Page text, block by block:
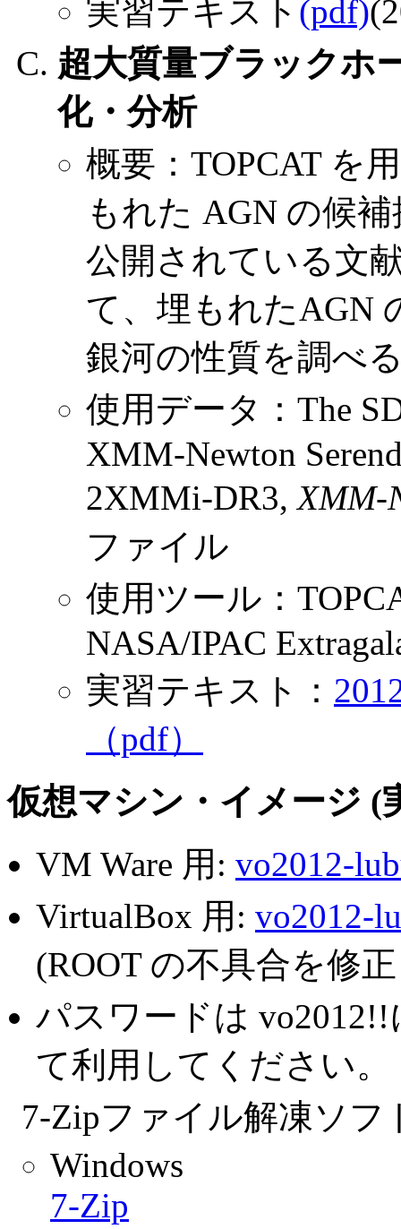
実習テキスト (pdf)
超大質量ブラックホ
化・分析
概要：TOPCAT を
もれた AGN の候
公開されている文
て、埋もれたAGN
銀河の性質を調べ
使用データ：The
XMM-Newton
2XMMi-DR3,XMM-
ファイル
使用ツール：
NASA/IPAC
実習テキスト：
（pdf）
仮想マシン・イメージ (
VM Ware 用: vo2012-
VirtualBox 用: vo2012-
(ROOT の不具合を修
パスワードは
て利用してください。
7-Zipファイル解凍ソフ
Windows
7-Zip